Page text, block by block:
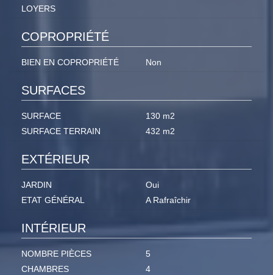
LOYERS
COPROPRIÉTÉ
BIEN EN COPROPRIÉTÉ Non
SURFACES
SURFACE
130 m2
SURFACE TERRAIN
432 m2
EXTÉRIEUR
JARDIN
Oui
ETAT GÉNÉRAL
A Rafraîchir
INTÉRIEUR
NOMBRE PIÈCES
5
CHAMBRES
4